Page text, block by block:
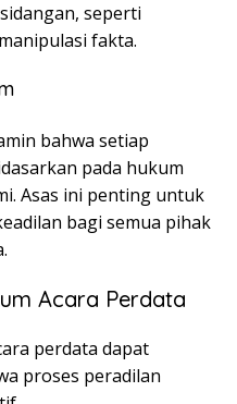
seperti
fakta.
bahwa setiap
pada hukum
Asas ini penting untuk
bagi semua pihak
Acara Perdata
perdata dapat
proses peradilan